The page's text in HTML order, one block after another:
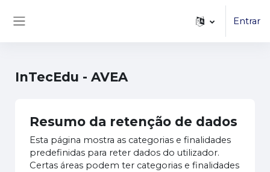
Ir para o conteúdo principal
Entrar
InTecEdu - AVEA
Resumo da retenção de dados
Esta página mostra as categorias e finalidades
predefinidas para reter dados do utilizador.
Certas áreas podem ter categorias e finalidades